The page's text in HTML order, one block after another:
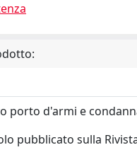
porto d'armi e
pubblicato sulla